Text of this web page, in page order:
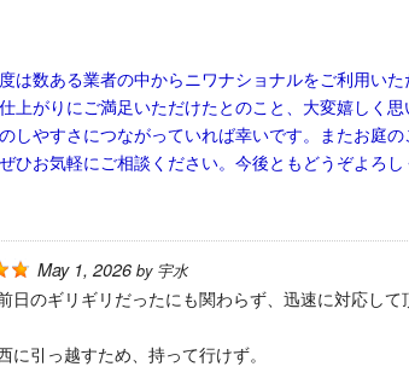
は数ある業者の中からニワナショナルをご利用い
上がりにご満足いただけたとのこと、大変嬉しく
しやすさにつながっていれば幸いです。またお庭
ひお気軽にご相談ください。今後ともどうぞよろし
May 1, 2026 by 宇水
日のギリギリだったにも関わらず、迅速に対応して
引っ越すため、持って行けず。